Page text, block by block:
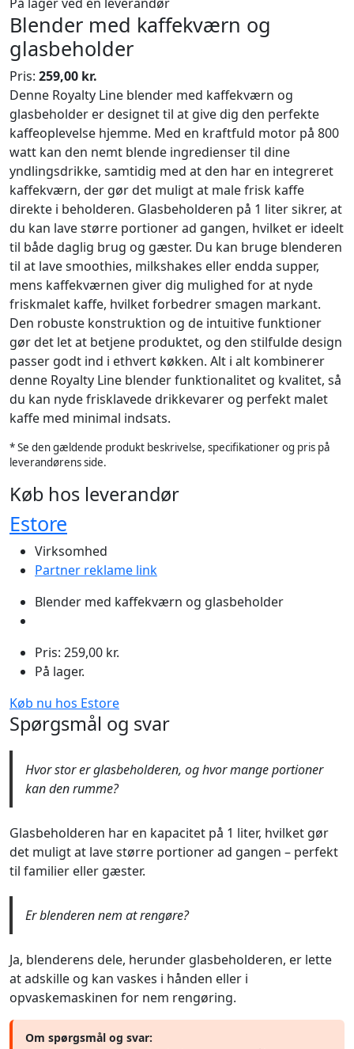
Blender med kaffekværn og
glasbeholder
Pris: 259,00 kr.
Denne Royalty Line blender med kaffekværn og
glasbeholder er designet til at give dig den perfekte
kaffeoplevelse hjemme. Med en kraftfuld motor på 800
watt kan den nemt blende ingredienser til dine
yndlingsdrikke, samtidig med at den har en integreret
kaffekværn, der gør det muligt at male frisk kaffe
direkte i beholderen. Glasbeholderen på 1 liter sikrer, at
du kan lave større portioner ad gangen, hvilket er ideelt
til både daglig brug og gæster. Du kan bruge blenderen
til at lave smoothies, milkshakes eller endda supper,
mens kaffekværnen giver dig mulighed for at nyde
friskmalet kaffe, hvilket forbedrer smagen markant.
Den robuste konstruktion og de intuitive funktioner
gør det let at betjene produktet, og den stilfulde design
passer godt ind i ethvert køkken. Alt i alt kombinerer
denne Royalty Line blender funktionalitet og kvalitet, så
du kan nyde frisklavede drikkevarer og perfekt malet
kaffe med minimal indsats.
* Se den gældende produkt beskrivelse, specifikationer og pris på
leverandørens side.
Køb hos leverandør
Estore
Virksomhed
Partner reklame link
Blender med kaffekværn og glasbeholder
Pris: 259,00 kr.
På lager.
Køb nu hos Estore
Spørgsmål og svar
Hvor stor er glasbeholderen, og hvor mange portioner
kan den rumme?
Glasbeholderen har en kapacitet på 1 liter, hvilket gør
det muligt at lave større portioner ad gangen – perfekt
til familier eller gæster.
Er blenderen nem at rengøre?
Ja, blenderens dele, herunder glasbeholderen, er lette
at adskille og kan vaskes i hånden eller i
opvaskemaskinen for nem rengøring.
Om spørgsmål og svar: